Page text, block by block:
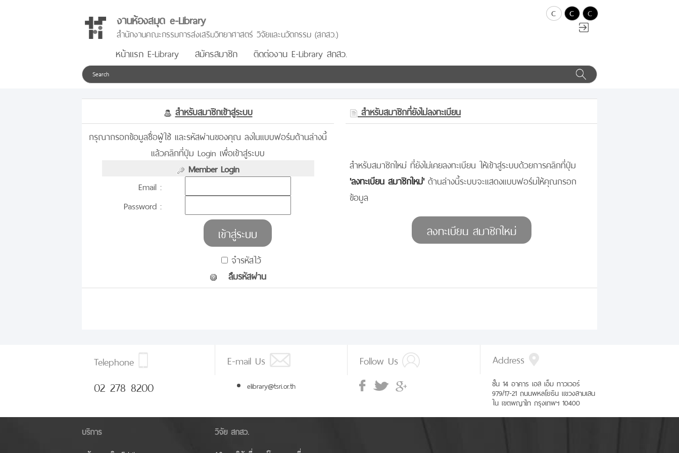
งานห้องสมุด e-Library
สำนักงานคณะกรรมการส่งเสริมวิทยาศาสตร์ วิจัยและนวัตกรรม (สกสว.)
หน้าแรก E-Library สมัครสมาชิก ติดต่องาน E-Library สกสว.
c c c
สำหรับสมาชิกเข้าสู่ระบบ
สำหรับสมาชิกที่ยังไม่ลงทะเบียน
กรุณากรอกข้อมูลชื่อผู้ใช้ และรหัสผ่านของคุณ ลงในแบบฟอร์มด้านล่างนี้
แล้วคลิกที่ปุ่ม Login เพื่อเข้าสู่ระบบ
Member Login
Email :
Password :
จำรหัสไว้
ลืมรหัสผ่าน
สำหรับสมาชิกใหม่ ที่ยังไม่เคยลงทะเบียน ให้เข้าสู่ระบบด้วยการคลิกที่ปุ่ม
'ลงทะเบียน สมาชิกใหม่'ด้านล่างนี้ระบบจะแสดงแบบฟอร์มให้คุณกรอก
ข้อมูล
Telephone
02 278 8200
E-mail Us
elibrary@tsri.or.th
Follow Us Address
ชั้น 14 อาคาร เอส เอ็ม ทาวเวอร์
979/17-21 ถนนพหลโยธิน แขวงสามเสน
ใน เขตพญาไท กรุงเทพฯ 10400
บริการ วิจัย สกสว.